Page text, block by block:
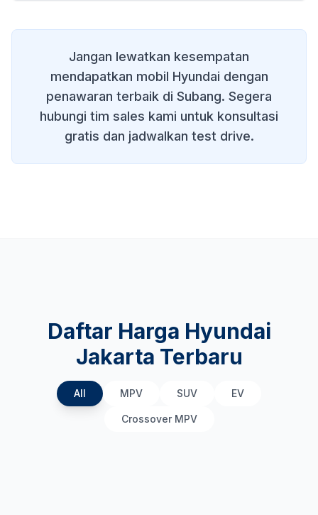
Jangan lewatkan kesempatan
mendapatkan mobil Hyundai dengan
penawaran terbaik di Subang. Segera
hubungi tim sales kami untuk konsultasi
gratis dan jadwalkan test drive.
Daftar Harga Hyundai
Jakarta Terbaru
All MPV SUV EV
Crossover MPV